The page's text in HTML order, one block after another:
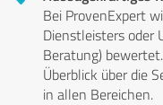
Bei ProvenExpert
Dienstleisters oder
Beratung)
Überblick über die
in allen Bereichen.